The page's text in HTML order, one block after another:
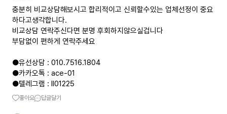
충분히 비교상담해보시고 합리적이고 신뢰할수있는 업체선정이 중요
하다고생각합니다.
비교상담 연락주신다면 분명 후회하지않으실겁니다
부담없이 편하게 연락주세요
●유선상담 : 010.7516.1804
●카카오톡 : ace-01
●텔레그램 : ll01225
좋아요 답글달기